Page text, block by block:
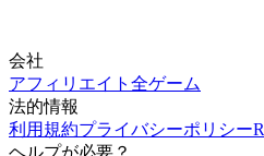
会社
アフィリエイト 全ゲーム
法的情報
利用規約プライバシーポリシー